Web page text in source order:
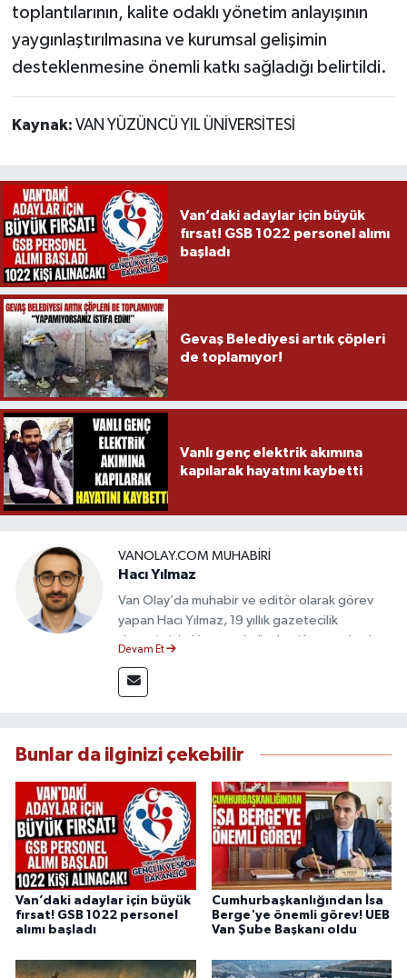
toplantılarının, kalite odaklı yönetim anlayışının
yaygınlaştırılmasına ve kurumsal gelişimin
desteklenmesine önemli katkı sağladığı belirtildi.
Kaynak: VAN YÜZÜNCÜ YIL ÜNİVERSİTESİ
Van’daki adaylar için büyük
fırsat! GSB 1022 personel alımı
başladı
Gevaş Belediyesi artık çöpleri
de toplamıyor!
Vanlı genç elektrik akımına
kapılarak hayatını kaybetti
VANOLAY.COM MUHABIRI
Hacı Yılmaz
Van Olay’da muhabir ve editör olarak görev
yapan Hacı Yılmaz, 19 yıllık gazetecilik
deneyimiyle Van yerel gündemi başta olmak
takip etmektedir. Editoryal sürece katkı sunan
Yılmaz, tarafsızlık, doğruluk ve etik ilkeler
bilgilendirmektedir.
Devam Et
Bunlar da ilginizi çekebilir
Van’daki adaylar için büyük
fırsat! GSB 1022 personel
alımı başladı
Cumhurbaşkanlığından İsa
Berge'ye önemli görev! UEB
Van Şube Başkanı oldu